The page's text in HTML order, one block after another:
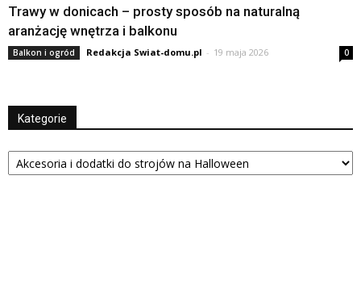
Trawy w donicach – prosty sposób na naturalną
aranżację wnętrza i balkonu
Balkon i ogród Redakcja Swiat-domu.pl - 19 maja 2026 0
Kategorie
Kategorie